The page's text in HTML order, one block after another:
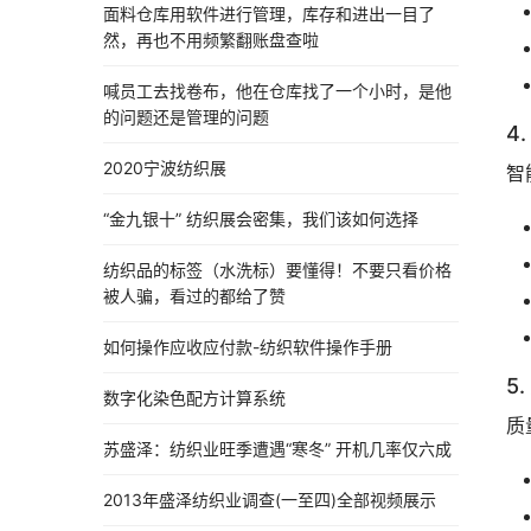
4.
智
5.
质
面料仓库用软件进行管理，库存和进出一目了
然，再也不用频繁翻账盘查啦
喊员工去找卷布，他在仓库找了一个小时，是他
的问题还是管理的问题
2020宁波纺织展
“金九银十” 纺织展会密集，我们该如何选择
纺织品的标签（水洗标）要懂得！不要只看价格
被人骗，看过的都给了赞
如何操作应收应付款-纺织软件操作手册
数字化染色配方计算系统
苏盛泽：纺织业旺季遭遇“寒冬” 开机几率仅六成
2013年盛泽纺织业调查(一至四)全部视频展示